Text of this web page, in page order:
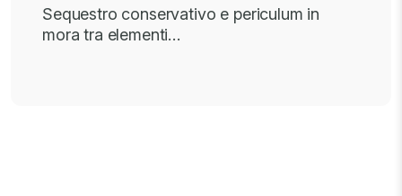
Sequestro conservativo e periculum in
mora tra elementi…